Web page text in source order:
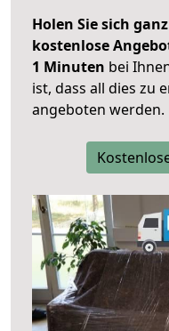
Holen Sie sich
kostenlose
1 Minuten bei
ist, dass all dies zu
angeboten werden.